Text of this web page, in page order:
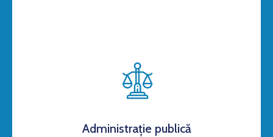
Administrație publică